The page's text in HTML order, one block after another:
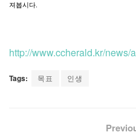
져봅시다
http://www.ccherald.kr/
Tags: 목표 인생